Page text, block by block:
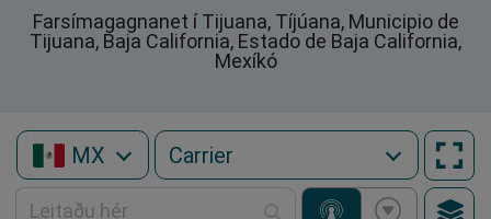
Farsímagagnanet í Tijuana, Tíjúana, Municipio de
Tijuana, Baja California, Estado de Baja California,
Mexíkó
MX